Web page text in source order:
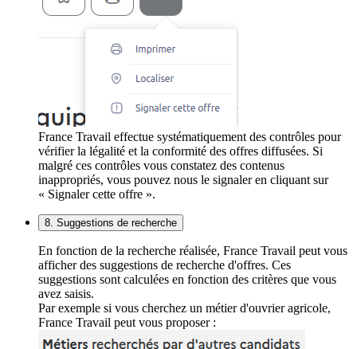
France Travail effectue systématiquement des contrôles pour
vérifier la légalité et la conformité des offres diffusées. Si
malgré ces contrôles vous constatez des contenus
inappropriés, vous pouvez nous le signaler en cliquant sur
« Signaler cette offre ».
8. Suggestions de recherche
En fonction de la recherche réalisée, France Travail peut vous
afficher des suggestions de recherche d'offres. Ces
suggestions sont calculées en fonction des critères que vous
avez saisis.
Par exemple si vous cherchez un métier d'ouvrier agricole,
France Travail peut vous proposer :